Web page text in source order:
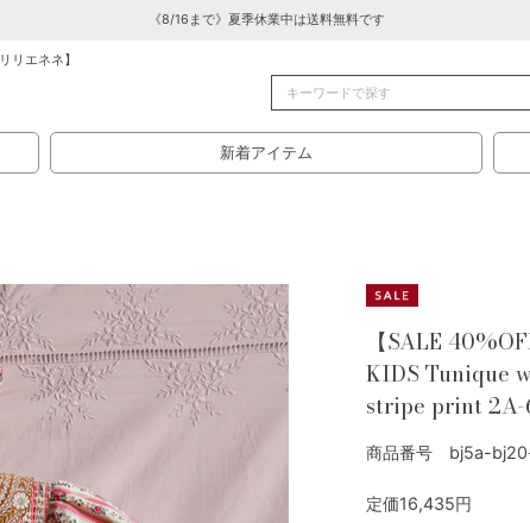
《8/16まで》夏季休業中は送料無料です
リエネネ】
新着アイテム
【SALE
KIDS Tunique
stripe print 2A-
商品番号 bj5a-
定価16,435円